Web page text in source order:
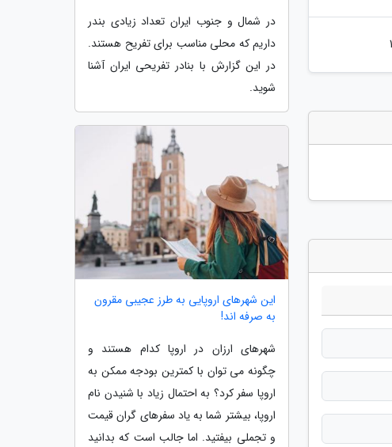
در شمال و جنوب ایران تعداد زیادی بندر
داریم که محلی مناسب برای تفریح هستند.
در این گزارش با بنادر تفریحی ایران آشنا
شوید.
این شهرهای اروپایی به طرز عجیبی مقرون
به صرفه اند!
شهرهای ارزان در اروپا کدام هستند و
چگونه می توان با کمترین بودجه ممکن به
اروپا سفر کرد؟ به احتمال زیاد با شنیدن نام
اروپا، بیشتر شما به یاد سفرهای گران قیمت
و تجملی بیفتید. اما جالب است که بدانید